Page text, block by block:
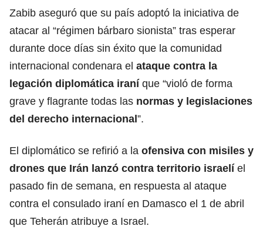
Zabib aseguró que su país adoptó la iniciativa de
atacar al “régimen bárbaro sionista” tras esperar
durante doce días sin éxito que la comunidad
internacional condenara el ataque contra la
legación diplomática iraní que “violó de forma
grave y flagrante todas las normas y legislaciones
del derecho internacional”.
El diplomático se refirió a la ofensiva con misiles y
drones que Irán lanzó contra territorio israelí el
pasado fin de semana, en respuesta al ataque
contra el consulado iraní en Damasco el 1 de abril
que Teherán atribuye a Israel.